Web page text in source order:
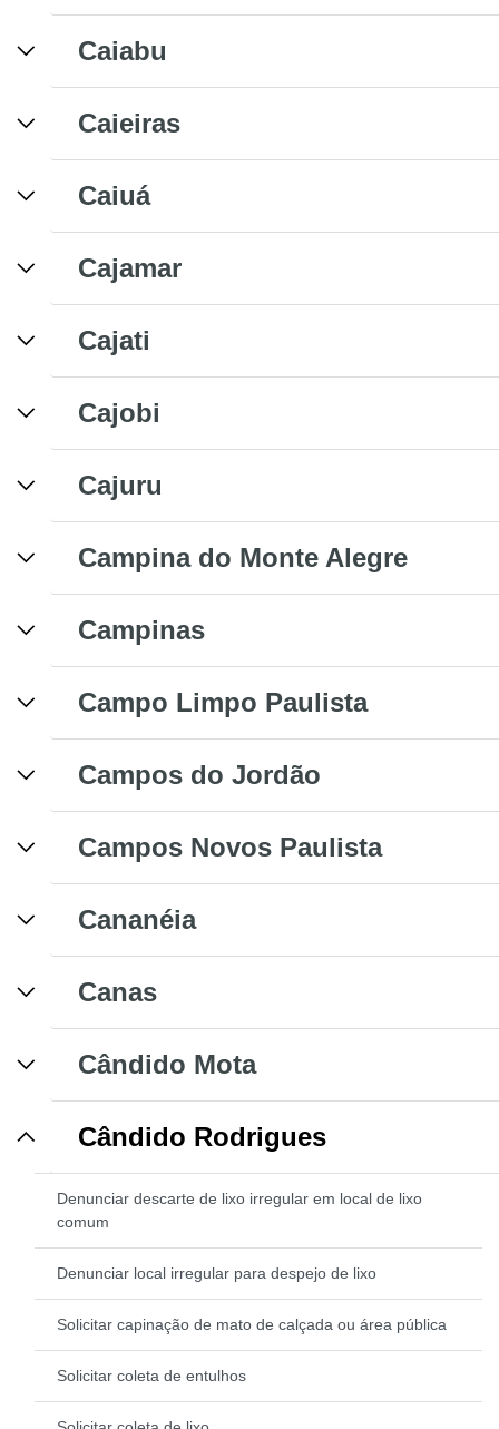
Caiabu
Caieiras
Caiuá
Cajamar
Cajati
Cajobi
Cajuru
Campina do Monte Alegre
Campinas
Campo Limpo Paulista
Campos do Jordão
Campos Novos Paulista
Cananéia
Canas
Cândido Mota
Cândido Rodrigues
Denunciar descarte de lixo irregular em local de lixo
comum
Denunciar local irregular para despejo de lixo
Solicitar capinação de mato de calçada ou área pública
Solicitar coleta de entulhos